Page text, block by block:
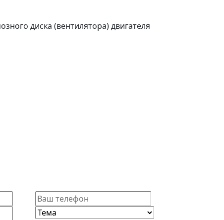
диска (вентилятора) двигателя